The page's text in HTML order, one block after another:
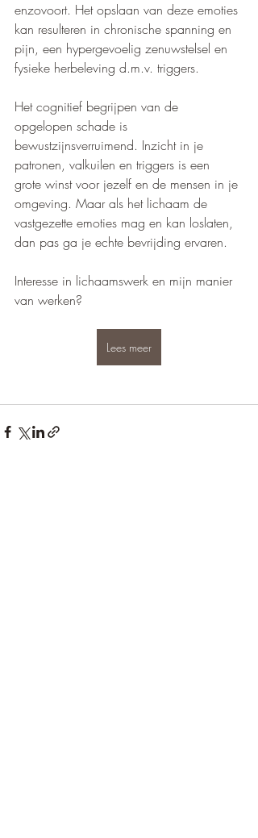
enzovoort. Het opslaan van deze emoties
kan resulteren in chronische spanning en
pijn, een hypergevoelig zenuwstelsel en
fysieke herbeleving d.m.v. triggers.
Het cognitief begrijpen van de
opgelopen schade is
bewustzijnsverruimend. Inzicht in je
patronen, valkuilen en triggers is een
grote winst voor jezelf en de mensen in je
omgeving. Maar als het lichaam de
vastgezette emoties mag en kan loslaten,
dan pas ga je echte bevrijding ervaren.
Interesse in lichaamswerk en mijn manier
van werken?
Lees meer